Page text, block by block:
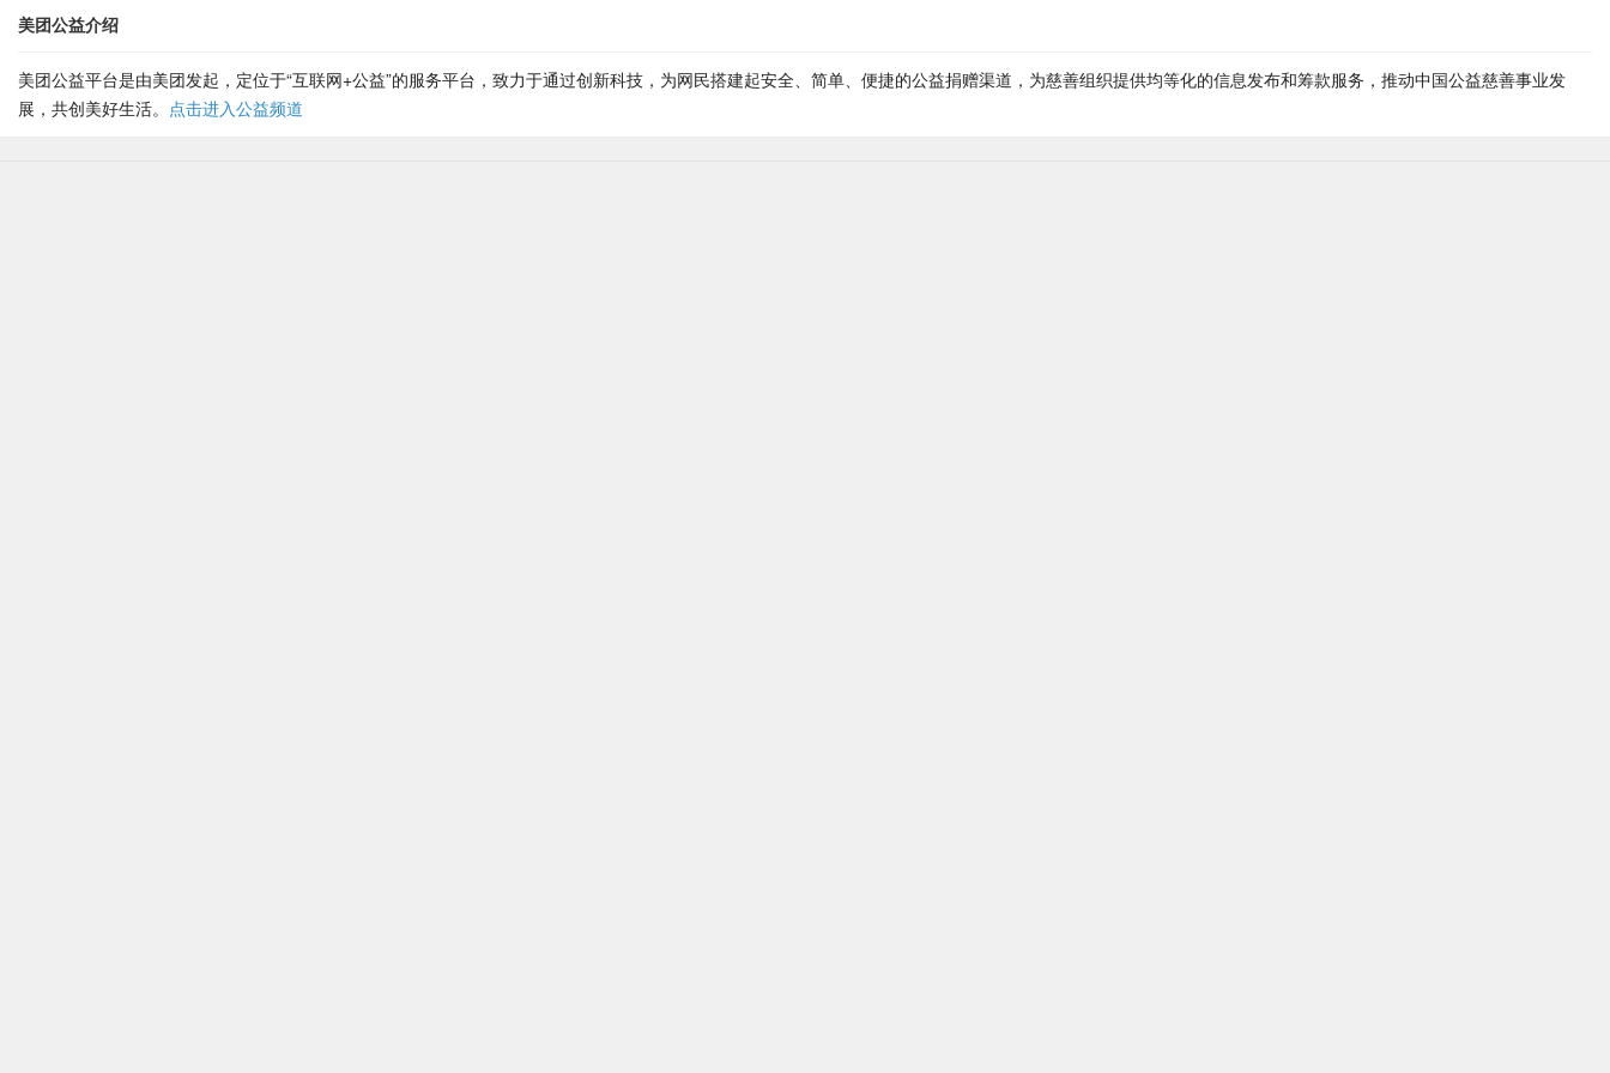
美团公益介绍
美团公益平台是由美团发起，定位于“互联网+公益”的服务平台，致力于通过创新科技，为网民搭建起安全、简单、便捷的公益捐赠渠道，为慈善组织提供均等化的信息发布和筹款服务，推动中国公益慈善事业发
展，共创美好生活。 点击进入公益频道